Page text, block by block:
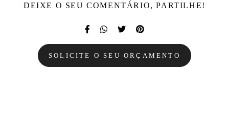
DEIXE O SEU COMENTÁRIO, PARTILHE!
SOLICITE O SEU ORÇAMENTO